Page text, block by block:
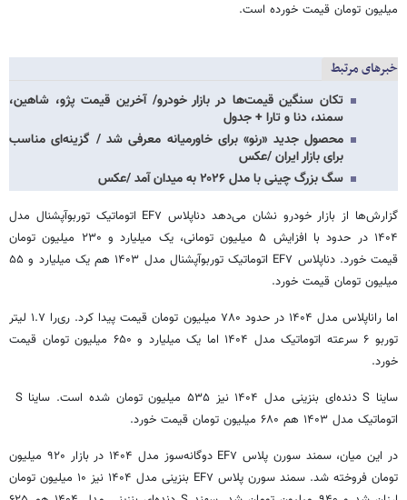
میلیون تومان قیمت خورده است.
خبرهای مرتبط
تکان سنگین قیمت‌ها در بازار خودرو/ آخرین قیمت پژو، شاهین،
سمند، دنا و تارا + جدول
محصول جدید «رنو» برای خاورمیانه معرفی شد / گزینه‌ای مناسب
برای بازار ایران /عکس
سگ بزرگ چینی با مدل ۲۰۲۶ به میدان آمد /عکس
گزارش‌ها از بازار خودرو نشان می‌دهد دناپلاس EF۷ اتوماتیک توربوآپشنال مدل
۱۴۰۴ در حدود با افزایش ۵ میلیون تومانی، یک میلیارد و ۲۳۰ میلیون تومان
قیمت خورد. دناپلاس EF۷ اتوماتیک توربوآپشنال مدل ۱۴۰۳ هم یک میلیارد و ۵۵
میلیون تومان قیمت خورد.
اما راناپلاس مدل ۱۴۰۴ در حدود ۷۸۰ میلیون تومان قیمت پیدا کرد. ری‌را ۱.۷ لیتر
توربو ۶ سرعته اتوماتیک مدل ۱۴۰۴ اما یک میلیارد و ۶۵۰ میلیون تومان قیمت
خورد.
اتوماتیک مدل ۱۴۰۳ هم ۶۸۰ میلیون تومان قیمت خورد.
در این میان، سمند سورن پلاس EF۷ دوگانه‌سوز مدل ۱۴۰۴ در بازار ۹۲۰ میلیون
تومان فروخته شد. سمند سورن پلاس EF۷ بنزینی مدل ۱۴۰۴ نیز ۱۰ میلیون تومان